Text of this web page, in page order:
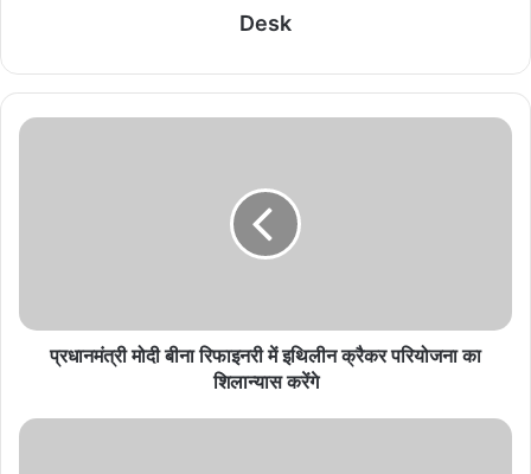
नवनियुक्त कर्मचारी पूरी निष्ठा और लगन से कार्य करें : जल
मध्यप्रदेश पुलिस की संपत्त्ति संबंधी अपराधों के विरूद्ध प्रभावी
कार्यवाही विगत 15 दिनों में चोरी की लगभग 1 करोड़ 50 लाख
“प्रोजेक्ट मौसम”, ‘वृहत्तर भारत’ और ‘ज्ञान भारतम्’ के माध्यम
Desk
प्रधानमंत्री मोदी बीना रिफाइनरी में इथिलीन क्रैकर परियोजना का
शिलान्यास करेंगे